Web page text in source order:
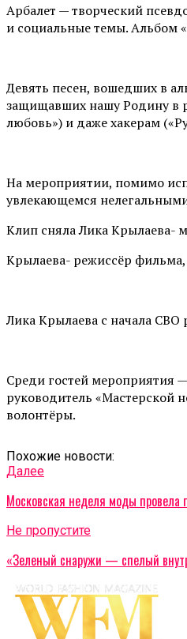
Арбалет — творческий
и социальные темы. Альбом
Девять песен, вошедших в
защищавших нашу Родину в
любовь») и даже хакерам
На мероприятии, помимо
увлекающемся
Клип сняла Лика Крылаева-
Крылаева- режиссёр
Лика Крылаева с начала СВО
Среди гостей мероприятия
руководитель «Мастерской
волонтёры.
Похожие новости:
Далее
Московская неделя моды
Не пропустите
«Зеленый снаружи — спелый